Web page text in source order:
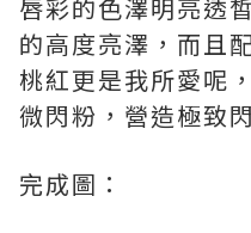
唇彩的色澤明亮透
的高度亮澤，而且
桃紅更是我所愛呢
微閃粉，營造極致
完成圖：